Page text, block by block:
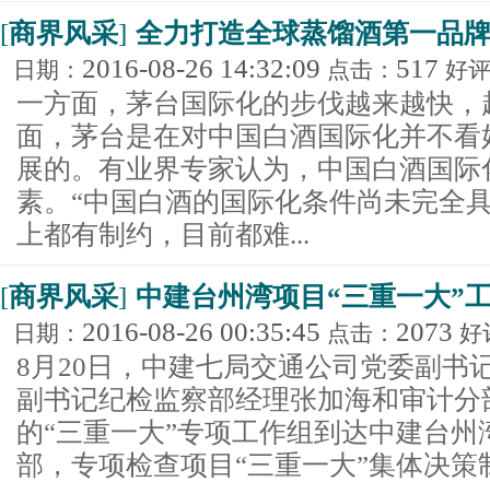
[商界风采] 全力打造全球蒸馏酒第一品
日期： 2016-08-26 14:32:09 点击： 517 好
一方面，茅台国际化的步伐越来越快
面，茅台是在对中国白酒国际化并不
展的。有业界专家认为，中国白酒国
素。“中国白酒的国际化条件尚未完全
上都有制约，目前都难...
[商界风采] 中建台州湾项目“三重一大”
日期： 2016-08-26 00:35:45 点击： 2073 好
8月20日，中建七局交通公司党委副书
副书记纪检监察部经理张加海和审计
的“三重一大”专项工作组到达中建台
部，专项检查项目“三重一大”集体决